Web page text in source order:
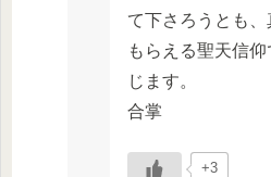
て下さろうとも
もらえる聖天信
じます。
合掌
+3